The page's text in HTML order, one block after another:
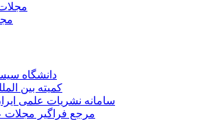
دانشگاه
کمیته بین
سامانه نشریات علمی
مرجع فراگیر